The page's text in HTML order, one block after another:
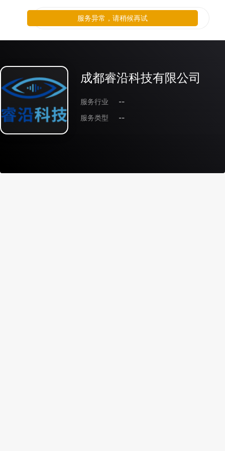
成都睿沿科技有限公司
服务行业
--
服务类型
--
服务异常，请稍候再试